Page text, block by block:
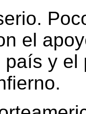
el
y